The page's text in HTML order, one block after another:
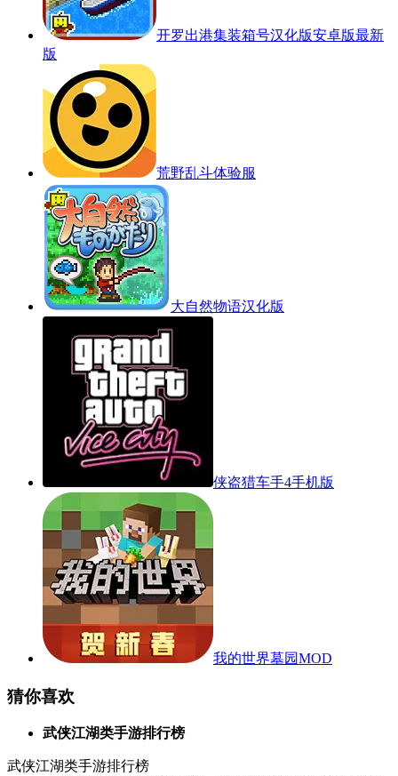
开罗出港集装箱号汉化版安卓版最新
版
荒野乱斗体验服
大自然物语汉化版
侠盗猎车手4手机版
我的世界墓园MOD
猜你喜欢
武侠江湖类手游排行榜
武侠江湖类手游排行榜